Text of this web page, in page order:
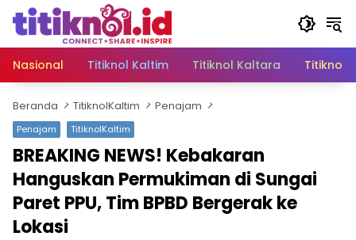
Langsung
konten
Nasional
Titiknol Kaltim Titiknol Kaltara Titiknol
Beranda TitiknolKaltim Penajam
Penajam TitiknolKaltim
BREAKING NEWS! Kebakaran
Hanguskan Permukiman di Sungai
Paret PPU, Tim BPBD Bergerak ke
Lokasi